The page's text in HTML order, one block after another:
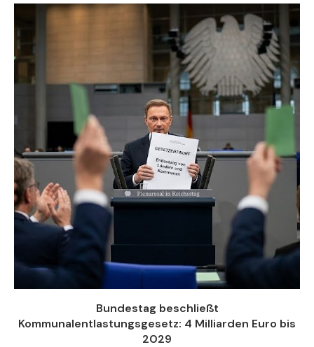
Bundestag beschließt
Kommunalentlastungsgesetz: 4 Milliarden Euro bis
2029